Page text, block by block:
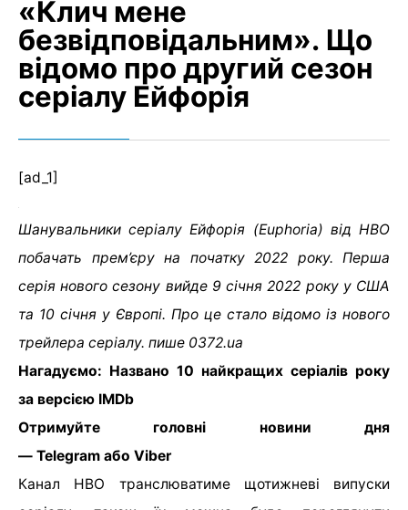
«Клич мене
безвідповідальним». Що
відомо про другий сезон
серіалу Ейфорія
[ad_1]
Шанувальники серіалу Ейфорія (Euphoria) від HBO
побачать прем’єру на початку 2022 року. Перша
серія нового сезону вийде 9 січня 2022 року у США
та 10 січня у Європі. Про це стало відомо із нового
трейлера серіалу. пише 0372.ua
Нагадуємо: Названо 10 найкращих серіалів року
за версією IMDb
Отримуйте головні новини дня
— Telegram або Viber
Канал HBO транслюватиме щотижневі випуски